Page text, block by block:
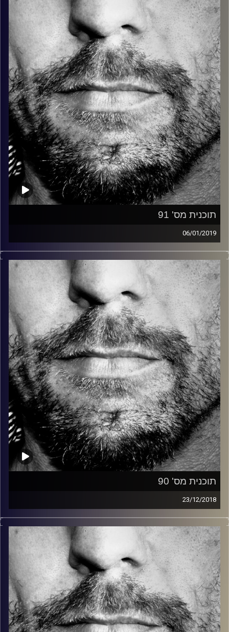
כל מה שחי, אמיתי ונושם.
עם שמוליק רגב.
קרדיט תמונות: David Goehring
תוכנית מס' 91
06/01/2019
זיפים, מוזיקה מחוספסת של הופעות חיות. הרבה ג'אם, רוק,
בלוז, bluegrass, ג'אז, Fאנק, פרוגרסיב ואפילו אלקטרוניקה.
כל מה שחי, אמיתי ונושם.
עם שמוליק רגב.
קרדיט תמונות: David Goehring
תוכנית מס' 90
23/12/2018
זיפים, מוזיקה מחוספסת של הופעות חיות. הרבה ג'אם, רוק,
בלוז, bluegrass, ג'אז, Fאנק, פרוגרסיב ואפילו אלקטרוניקה.
כל מה שחי, אמיתי ונושם.
עם שמוליק רגב.
קרדיט תמונות: David Goehring